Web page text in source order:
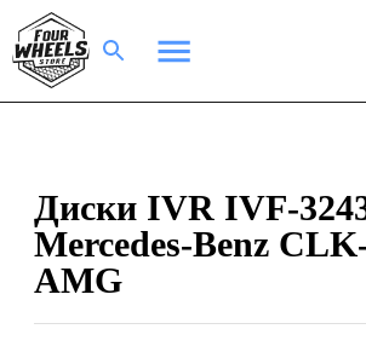
Диски IVR IVF-
Mercedes-Benz
AMG